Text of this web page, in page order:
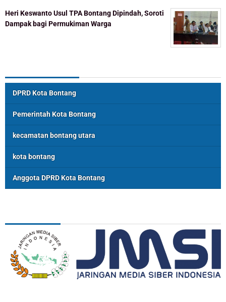
Heri Keswanto Usul TPA Bontang Dipindah, Soroti
Dampak bagi Permukiman Warga
DPRD Kota Bontang
Pemerintah Kota Bontang
kecamatan bontang utara
kota bontang
Anggota DPRD Kota Bontang